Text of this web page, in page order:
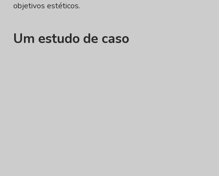
objetivos estéticos.
Um estudo de caso